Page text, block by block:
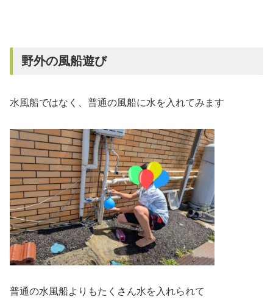
野外の風船遊び
水風船ではなく、普通の風船に水を入れてみます
普通の水風船よりもたくさん水を入れられて